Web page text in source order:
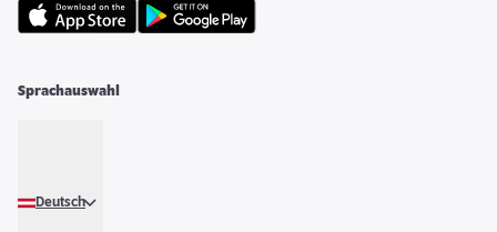
Sprachauswahl
Deutsch